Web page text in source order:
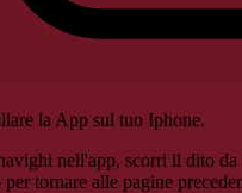
la App sul tuo Iphone.
nell'app, scorri il dito da
per tornare alle pagine